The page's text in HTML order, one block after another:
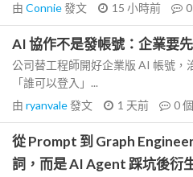
由 Connie發文 15 小時前 0
AI 協作不是發帳號：企業要
公司替工程師開好企業版 AI 帳號，
「誰可以登入」...
由 ryanvale發文 1 天前 0
從 Prompt 到 Graph
詞，而是 AI Agent 踩坑後衍